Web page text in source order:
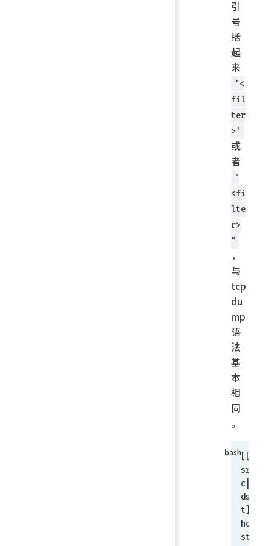
引
号
括
起
来
'<
fil
ter
>'
或
者
"
<fi
lte
r>
"
，
与
tcp
du
mp
语
法
基
本
相
同
。
[[
sr
c|
ds
t]
ho
st